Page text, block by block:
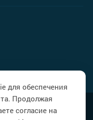
для обеспечения
Продолжая
согласие на